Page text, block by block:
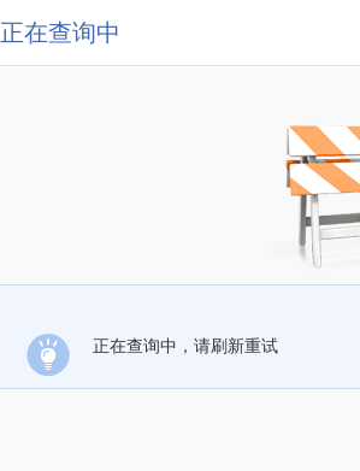
正在查询中
正在查询中，请刷新重试